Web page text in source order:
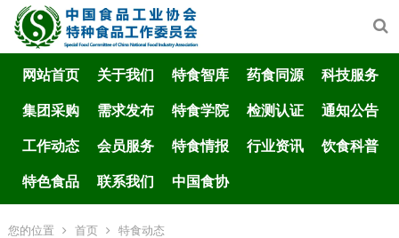
网站首页 关于我们 特食智库 药食同源 科技服务
集团采购 需求发布 特食学院 检测认证 通知公告
工作动态 会员服务 特食情报 行业资讯 饮食科普
特色食品 联系我们 中国食协
您的位置 首页 特食动态